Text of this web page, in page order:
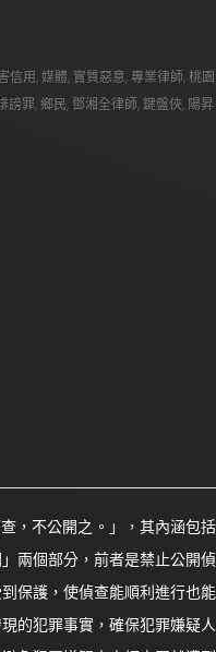
信用,媒體, 實質惡意,專業律師,桃園
謗罪,鄉民, 鄧湘全律師,鍵盤俠, 陽昇
，不公開之。」，其內涵包括
兩個部分，前者是禁止公開偵
保護，使偵查能順利進行也能
的犯罪事實，確保犯罪嫌疑人